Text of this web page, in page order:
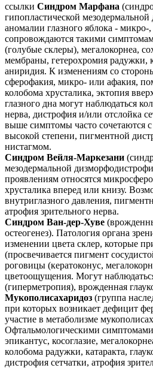
ссылки Синдром Марфана
гипопластической
аномалии глазного яблока -
сопровождаются такими
(голубые склеры), мегалокорнеа,
мембраны, гетерохромия радужки,
аниридия. К изменениям со
сферофакия, микро- или афакия,
колобома хрусталика, эктопия
глазного дна могут наблюдаться
нерва, дистрофия и/или отслойка
выше симптомы часто сочетаются
высокой степени, пигментной
нистагмом.
Синдром Вейля-Маркезани
мезодермальной
проявлениям относятся
хрусталика вперед или книзу.
внутриглазного давления,
атрофия зрительного нерва.
Синдром Ван-дер-Хуве
остеогенез). Патология органа
изменении цвета склер, которые
(просвечивается пигмент
роговицы (кератоконус,
цветоощущения. Могут
(гиперметропия), врожденная
Мукополисахаридоз (группа
при которых возникает дефицит
участие в метаболизме
Офтальмологическими
эпикантус, косоглазие,
колобома радужки, катаракта,
дистрофия сетчатки, атрофия